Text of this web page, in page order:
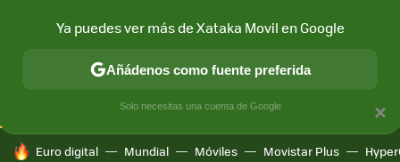
CONECTIVIDAD MÓVIL Y SOCIEDAD APLICACIONES
HOY SE HABLA DE
Euro digital Mundial Móviles Movistar Plus
×
Ya puedes ver más de Xataka Movil en Google
Añádenos como fuente preferida
Solo necesitas una cuenta de Google